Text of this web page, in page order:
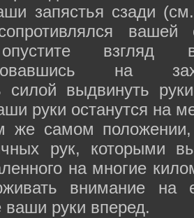
запястья сзади
вашей
на
силой выдвинуть
руки останутся на
же самом положении,
рук, которыми
на многие
внимание на
ваши руки вперед.